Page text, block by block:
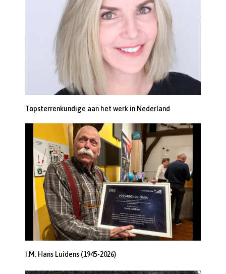
Topsterrenkundige aan het werk in Nederland
I.M. Hans Luidens (1945-2026)